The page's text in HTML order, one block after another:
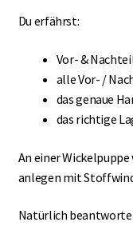
Du erfährst:
Vor- &
alle Vor- /
das genaue
das richtige
An einer
anlegen mit
Natürlich beantworte